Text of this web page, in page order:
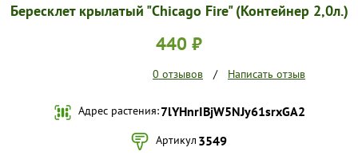
Бересклет крылатый "Chicago Fire" (Контейнер 2,0л.)
440 ₽
0 отзывов / Написать отзыв
Адрес растения:7lYHnrIBjW5NJy61srxGA2
Артикул 3549